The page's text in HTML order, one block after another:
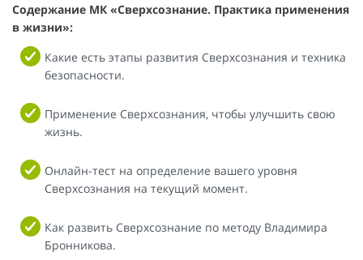
Содержание МК «Сверхсознание. Практика применения
в жизни»:
Какие есть этапы развития Сверхсознания и техника
безопасности.
Применение Сверхсознания, чтобы улучшить свою
жизнь.
Онлайн-тест на определение вашего уровня
Сверхсознания на текущий момент.
Как развить Сверхсознание по методу Владимира
Бронникова.